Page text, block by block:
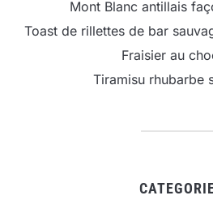
Mont Blanc antillais
Toast de rillettes de bar
Fraisier au
Tiramisu rhubarbe